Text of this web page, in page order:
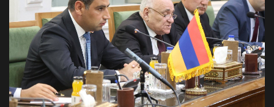
08 Օգոստոս, 2026 15:13
Մկրտության արարողությունից հետո
Արտաշատում 14 մարդ թունավորման
ախտանիշներով դիմել է ԲԿ. ՀՎԿԱԿ
02 Օգոստոս, 2026 15:06